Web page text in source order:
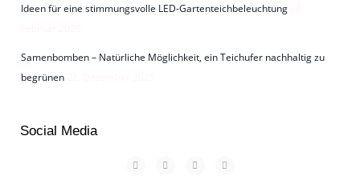
Ideen für eine stimmungsvolle LED-Gartenteichbeleuchtung
Samenbomben – Natürliche Möglichkeit, ein Teichufer nachhaltig zu
begrünen
Social Media